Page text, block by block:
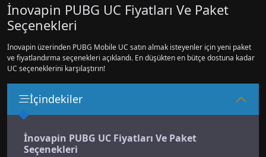
İnovapin PUBG UC Fiyatları Ve Paket
Seçenekleri
İnovapin üzerinden PUBG Mobile UC satın almak isteyenler için yeni paket
ve fiyatlandırma seçenekleri açıklandı. En düşükten en bütçe dostuna kadar
UC seçeneklerini karşılaştırın!
İçindekiler
İnovapin PUBG UC Fiyatları Ve Paket
Seçenekleri